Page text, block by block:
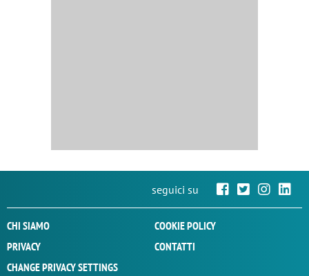
seguici su
CHI SIAMO
COOKIE POLICY
PRIVACY
CONTATTI
CHANGE PRIVACY SETTINGS